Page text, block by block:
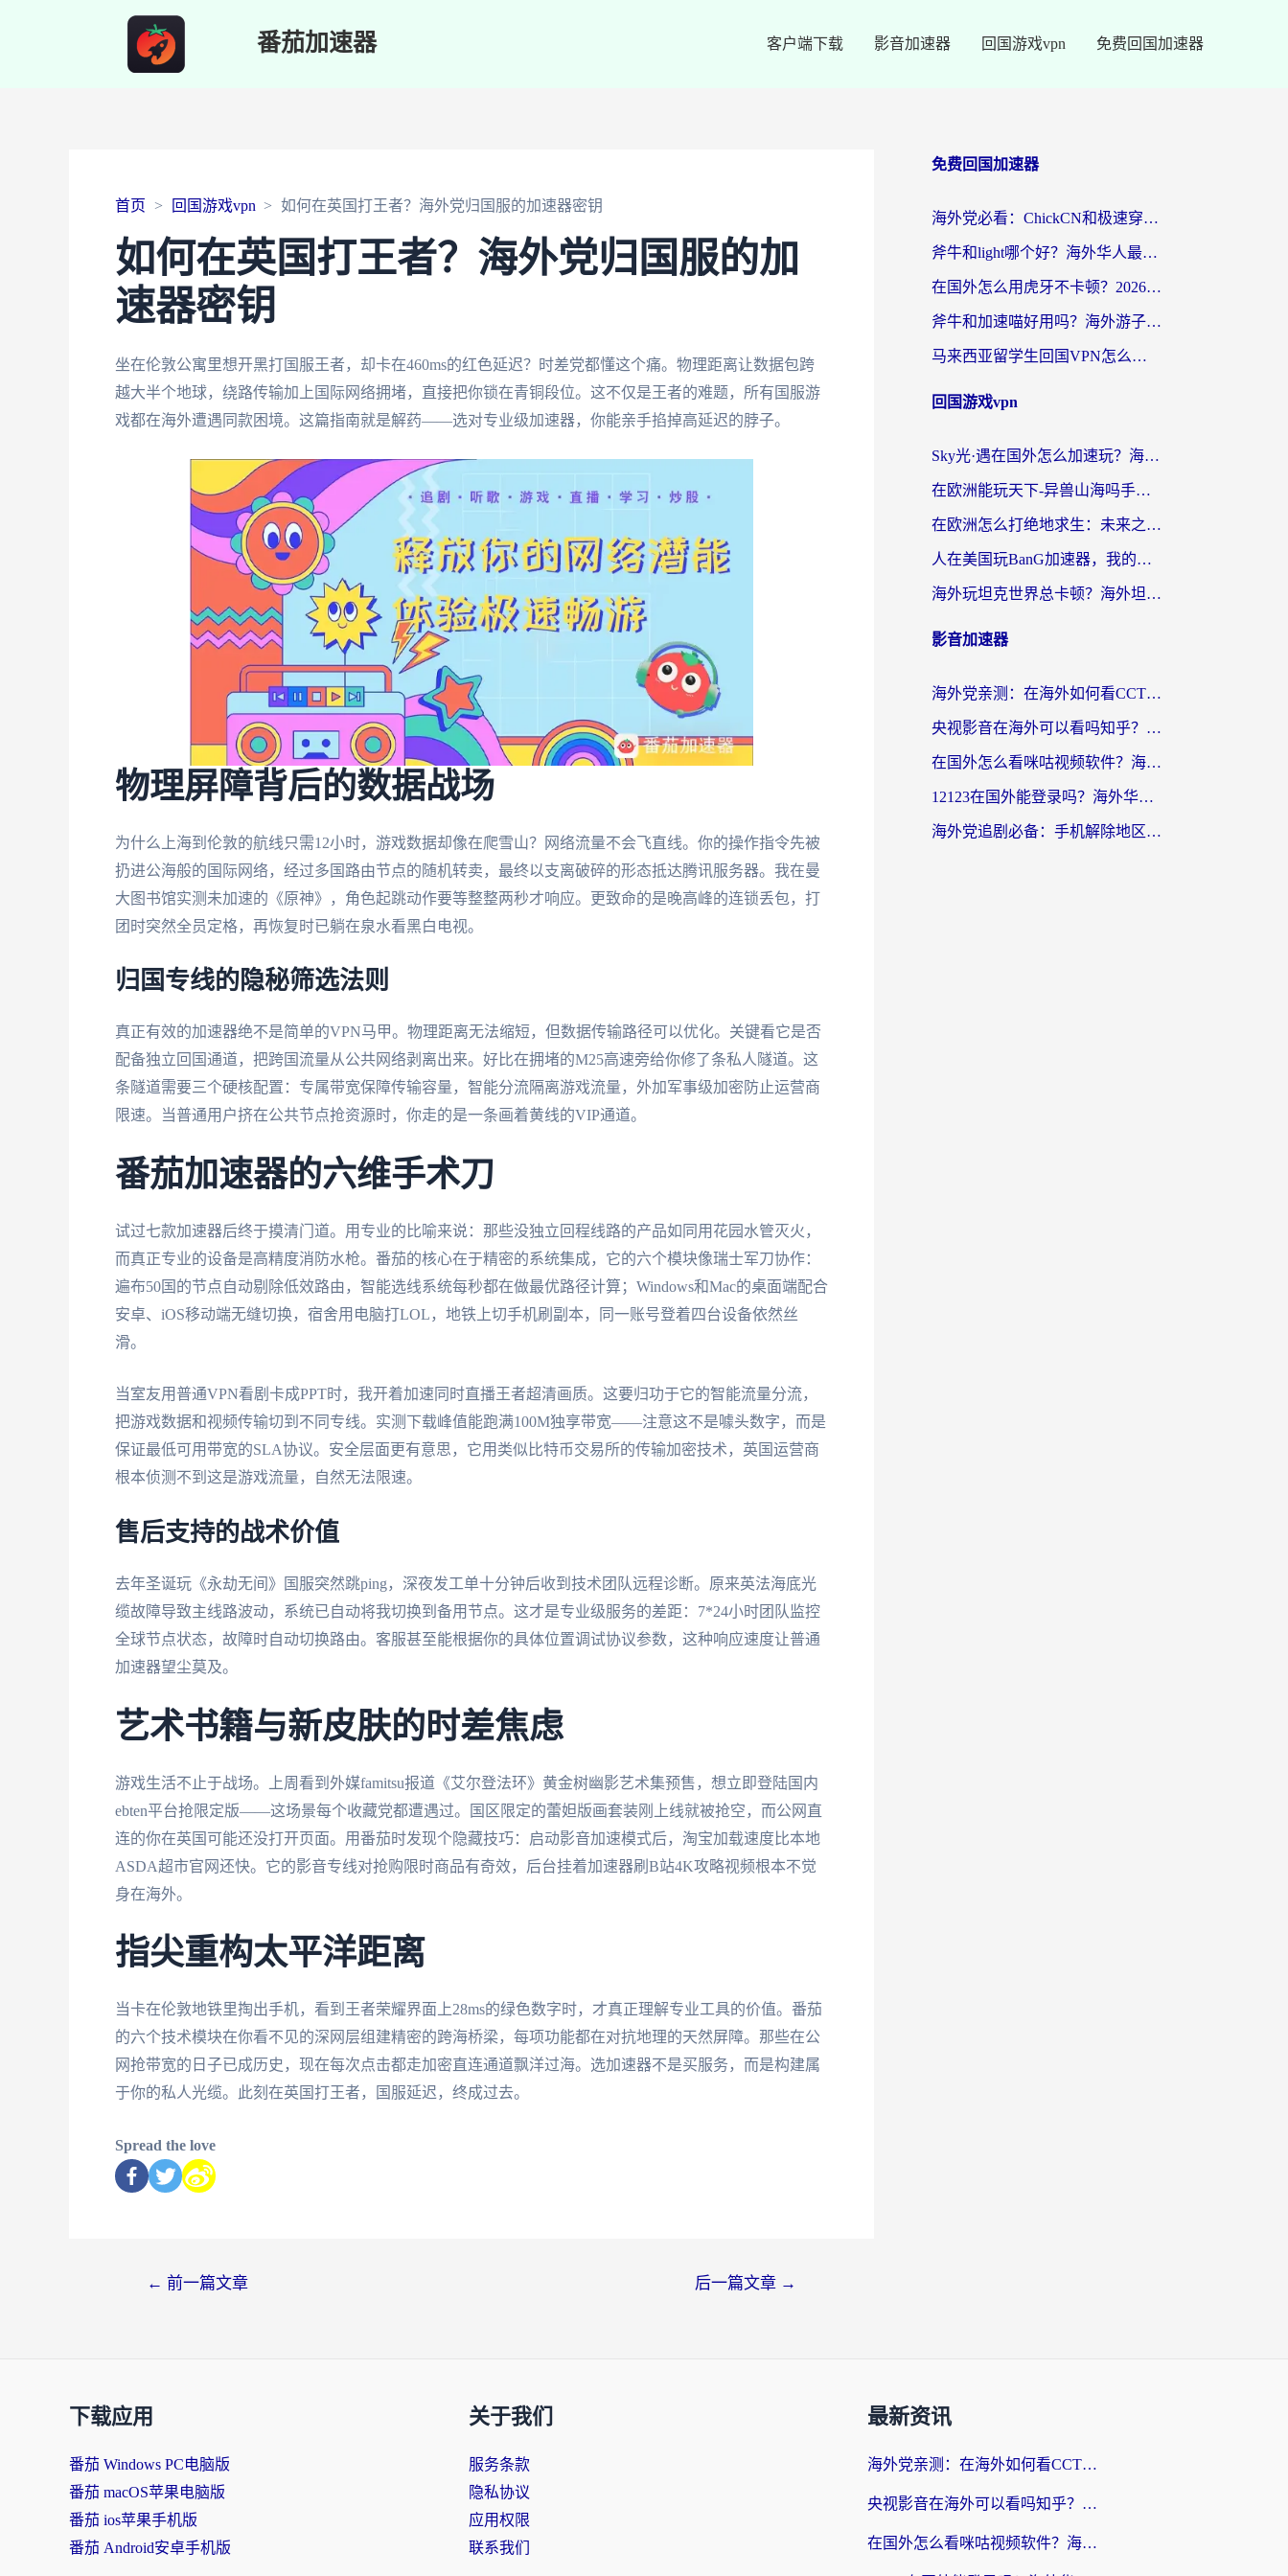
番茄加速器 客户端下载 影音加速器 回国游戏vpn 免费回国加速器
首页 回国游戏vpn 如何在英国打王者？海外党归国服的加速器密钥
如何在英国打王者？海外党归国服的加
速器密钥
坐在伦敦公寓里想开黑打国服王者，却卡在460ms的红色延迟？时差党都懂这个痛。物理距离让数据包跨
越大半个地球，绕路传输加上国际网络拥堵，直接把你锁在青铜段位。这不仅是王者的难题，所有国服游
戏都在海外遭遇同款困境。这篇指南就是解药——选对专业级加速器，你能亲手掐掉高延迟的脖子。
物理屏障背后的数据战场
为什么上海到伦敦的航线只需12小时，游戏数据却像在爬雪山？网络流量不会飞直线。你的操作指令先被
扔进公海般的国际网络，经过多国路由节点的随机转卖，最终以支离破碎的形态抵达腾讯服务器。我在曼
大图书馆实测未加速的《原神》，角色起跳动作要等整整两秒才响应。更致命的是晚高峰的连锁丢包，打
团时突然全员定格，再恢复时已躺在泉水看黑白电视。
归国专线的隐秘筛选法则
真正有效的加速器绝不是简单的VPN马甲。物理距离无法缩短，但数据传输路径可以优化。关键看它是否
配备独立回国通道，把跨国流量从公共网络剥离出来。好比在拥堵的M25高速旁给你修了条私人隧道。这
条隧道需要三个硬核配置：专属带宽保障传输容量，智能分流隔离游戏流量，外加军事级加密防止运营商
限速。当普通用户挤在公共节点抢资源时，你走的是一条画着黄线的VIP通道。
番茄加速器的六维手术刀
试过七款加速器后终于摸清门道。用专业的比喻来说：那些没独立回程线路的产品如同用花园水管灭火，
而真正专业的设备是高精度消防水枪。番茄的核心在于精密的系统集成，它的六个模块像瑞士军刀协作：
遍布50国的节点自动剔除低效路由，智能选线系统每秒都在做最优路径计算；Windows和Mac的桌面端配合
安卓、iOS移动端无缝切换，宿舍用电脑打LOL，地铁上切手机刷副本，同一账号登着四台设备依然丝
滑。
当室友用普通VPN看剧卡成PPT时，我开着加速同时直播王者超清画质。这要归功于它的智能流量分流，
把游戏数据和视频传输切到不同专线。实测下载峰值能跑满100M独享带宽——注意这不是噱头数字，而是
保证最低可用带宽的SLA协议。安全层面更有意思，它用类似比特币交易所的传输加密技术，英国运营商
根本侦测不到这是游戏流量，自然无法限速。
售后支持的战术价值
去年圣诞玩《永劫无间》国服突然跳ping，深夜发工单十分钟后收到技术团队远程诊断。原来英法海底光
缆故障导致主线路波动，系统已自动将我切换到备用节点。这才是专业级服务的差距：7*24小时团队监控
全球节点状态，故障时自动切换路由。客服甚至能根据你的具体位置调试协议参数，这种响应速度让普通
加速器望尘莫及。
艺术书籍与新皮肤的时差焦虑
游戏生活不止于战场。上周看到外媒famitsu报道《艾尔登法环》黄金树幽影艺术集预售，想立即登陆国内
ebten平台抢限定版——这场景每个收藏党都遭遇过。国区限定的蕾妲版画套装刚上线就被抢空，而公网直
连的你在英国可能还没打开页面。用番茄时发现个隐藏技巧：启动影音加速模式后，淘宝加载速度比本地
ASDA超市官网还快。它的影音专线对抢购限时商品有奇效，后台挂着加速器刷B站4K攻略视频根本不觉
身在海外。
指尖重构太平洋距离
当卡在伦敦地铁里掏出手机，看到王者荣耀界面上28ms的绿色数字时，才真正理解专业工具的价值。番茄
的六个技术模块在你看不见的深网层组建精密的跨海桥梁，每项功能都在对抗地理的天然屏障。那些在公
网抢带宽的日子已成历史，现在每次点击都走加密直连通道飘洋过海。选加速器不是买服务，而是构建属
于你的私人光缆。此刻在英国打王者，国服延迟，终成过去。
Spread the love
← 前一篇文章 后一篇文章 →
免费回国加速器
海外党必看：ChickCN和极速穿梭VPN好用吗？3招教你选对回国加速器无缝刷国内资源
斧牛和light哪个好？海外华人最关心的回国加速器选择难题，一篇讲透
在国外怎么用虎牙不卡顿？2026海外华人亲测有效的回国加速器选择指南
斧牛和加速喵好用吗？海外游子的真实选择困境
马来西亚留学生回国VPN怎么选？3个避坑点+1款实测好用的加速器推荐
回国游戏vpn
Sky光·遇在国外怎么加速玩？海外党亲测有效的国服游戏加速指南
在欧洲能玩天下-异兽山海吗手游？海外玩家的加速器生存指南
在欧洲怎么打绝地求生：未来之役不卡？留学生亲测的加速器避坑指南
人在美国玩BanG加速器，我的延迟终于绿了
海外玩坦克世界总卡顿？海外坦克世界加速器有哪些？实测好用的选择在这里
影音加速器
海外党亲测：在海外如何看CCTV？告别“仅限大陆播放”的实用指南
央视影音在海外可以看吗知乎？留学生亲测：3步解决地域限制+追剧自由
在国外怎么看咪咕视频软件？海外党亲测有效的回国加速方案
12123在国外能登录吗？海外华人必看的回国加速实用指南
海外党追剧必备：手机解除地区限制app怎么选？解决央视视频&国内剧地区限制全指南
下载应用
番茄 Windows PC电脑版
番茄 macOS苹果电脑版
番茄 ios苹果手机版
番茄 Android安卓手机版
关于我们
服务条款
隐私协议
应用权限
联系我们
最新资讯
海外党亲测：在海外如何看CCTV？告别“仅限大陆播放”的实用指南
央视影音在海外可以看吗知乎？留学生亲测：3步解决地域限制+追剧自由
在国外怎么看咪咕视频软件？海外党亲测有效的回国加速方案